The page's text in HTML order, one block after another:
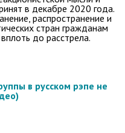
в декабре 2020 года.
распространение и
стран гражданам
до расстрела.
в русском рэпе не